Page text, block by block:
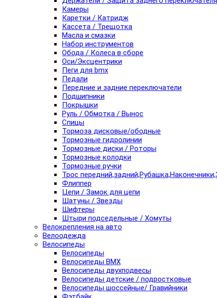
Камеры
Каретки / Катридж
Кассета / Трещотка
Масла и смазки
Набор инструментов
Обода / Колеса в сборе
Оси/Эксцентрики
Пеги для bmx
Педали
Передние и задние переключатели
Подшипники
Покрышки
Руль / Обмотка / Вынос
Спицы
Тормоза дисковые/ободные
Тормозные гидролинии
Тормозные диски / Роторы
Тормозные колодки
Тормозные ручки
Трос
Флиппер
Цепи / Замок для цепи
Шатуны / Звезды
Шифтеры
Штыри подседельные / Хомуты
Велокрепления на авто
Велоодежда
Велосипеды
Велосипеды
Велосипеды BMX
Велосипеды двухподвесы
Велосипеды детские / подростковые
Велосипеды шоссейные/ Гравийники